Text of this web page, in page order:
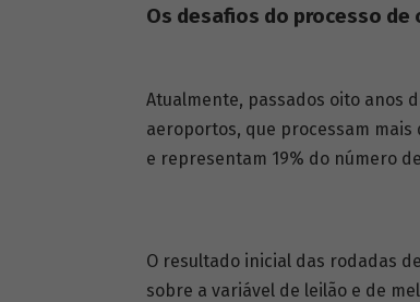
Os desafios do processo de
Atualmente, passados oito anos
aeroportos, que processam
e representam 19% do número
O resultado inicial das rodadas
sobre a variável de leilão e de